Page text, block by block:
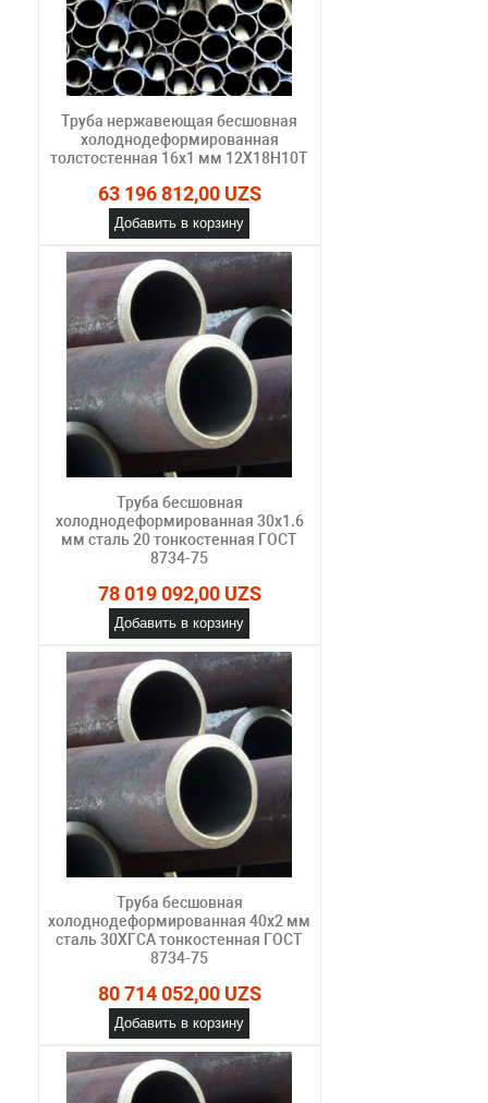
Труба нержавеющая бесшовная
холоднодеформированная
толстостенная 16х1 мм 12Х18Н10Т
63 196 812,00 UZS
Добавить в корзину
Труба бесшовная
холоднодеформированная 30х1.6
мм сталь 20 тонкостенная ГОСТ
8734-75
78 019 092,00 UZS
Добавить в корзину
Труба бесшовная
холоднодеформированная 40х2 мм
сталь 30ХГСА тонкостенная ГОСТ
8734-75
80 714 052,00 UZS
Добавить в корзину